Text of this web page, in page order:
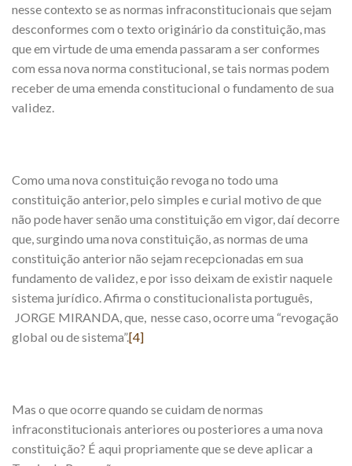
nesse contexto se as normas infraconstitucionais que sejam
desconformes com o texto originário da constituição, mas
que em virtude de uma emenda passaram a ser conformes
com essa nova norma constitucional, se tais normas podem
receber de uma emenda constitucional o fundamento de sua
validez.
Como uma nova constituição revoga no todo uma
constituição anterior, pelo simples e curial motivo de que
não pode haver senão uma constituição em vigor, daí decorre
que, surgindo uma nova constituição, as normas de uma
constituição anterior não sejam recepcionadas em sua
fundamento de validez, e por isso deixam de existir naquele
sistema jurídico. Afirma o constitucionalista português,
JORGE MIRANDA, que, nesse caso, ocorre uma “revogação
global ou de sistema”.[4]
Mas o que ocorre quando se cuidam de normas
infraconstitucionais anteriores ou posteriores a uma nova
constituição? É aqui propriamente que se deve aplicar a